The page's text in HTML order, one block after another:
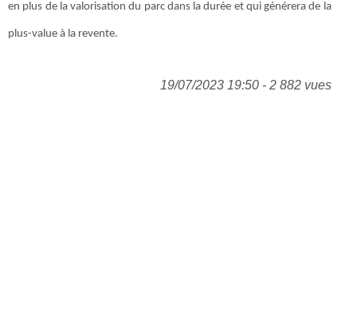
en plus de la valorisation du parc dans la durée et qui générera de la
plus-value à la revente.
19/07/2023 19:50 - 2 882 vues